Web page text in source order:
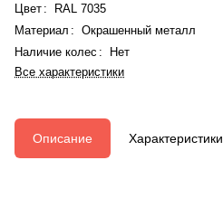
Цвет :
RAL 7035
Материал : Окрашенный металл
Наличие колес :
Нет
Все характеристики
Описание Характеристики